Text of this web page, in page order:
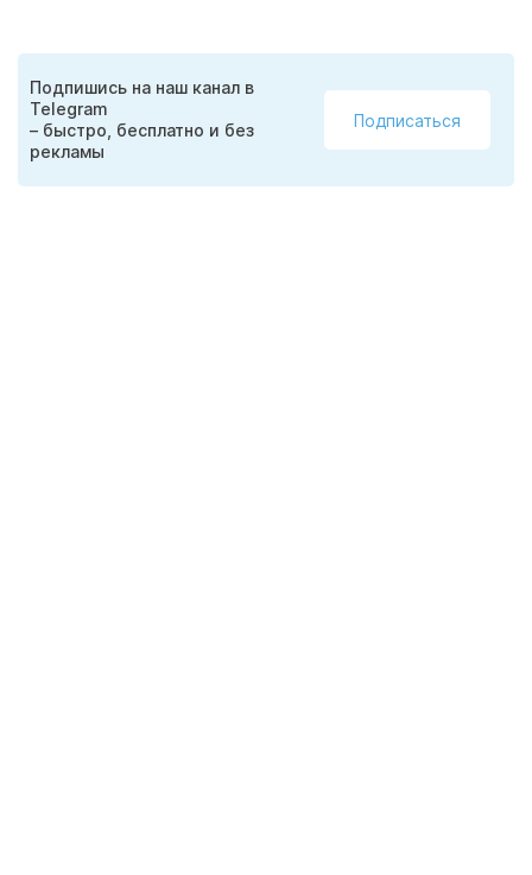
Подпишись на наш канал в
Telegram
– быстро, бесплатно и без
рекламы
Подписаться